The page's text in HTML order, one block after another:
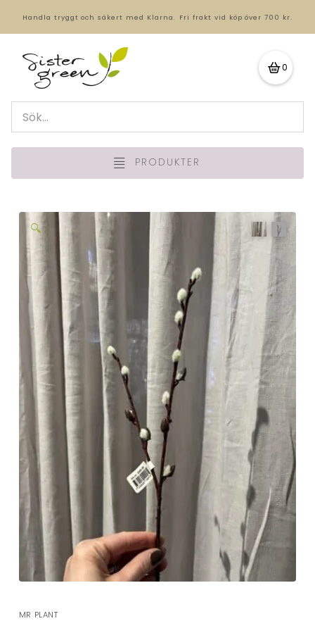
Handla tryggt och säkert med Klarna. Fri frakt vid köp över 700 kr.
0
PRODUKTER
🔍
MR PLANT